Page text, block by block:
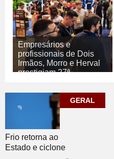
Empresários e
profissionais de Dois
Irmãos, Morro e Herval
prestigiam 27ª
07/08/2026
ECONOMIA
GERAL
Frio retorna ao
Estado e ciclone